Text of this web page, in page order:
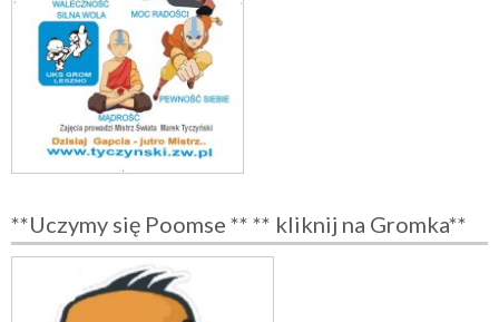
**Uczymy się Poomse ** ** kliknij na Gromka**